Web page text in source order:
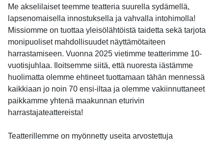
Me akselilaiset teemme teatteria suurella sydämellä,
lapsenomaisella innostuksella ja vahvalla intohimolla!
Missiomme on tuottaa yleisölähtöistä taidetta sekä tarjota
monipuoliset mahdollisuudet näyttämötaiteen
harrastamiseen. Vuonna 2025 vietimme teatterimme 10-
vuotisjuhlaa. Iloitsemme siitä, että nuoresta iästämme
huolimatta olemme ehtineet tuottamaan tähän mennessä
kaikkiaan jo noin 70 ensi-iltaa ja olemme vakiinnuttaneet
paikkamme yhtenä maakunnan eturivin
harrastajateattereista!
Teatterillemme on myönnetty useita arvostettuja